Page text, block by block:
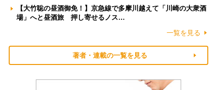
【大竹聡の昼酒御免！】京急線で多摩川越えて「川崎の大衆酒
場」へと昼酒旅 押し寄せるノス…
一覧を見る
著者・連載の一覧を見る